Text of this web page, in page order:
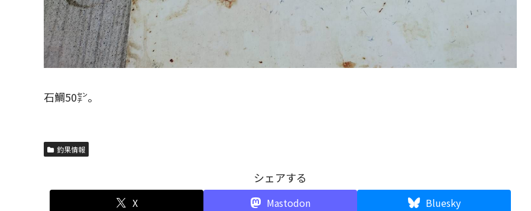
石鯛50㌢。
釣果情報
シェアする
X Mastodon
Bluesky